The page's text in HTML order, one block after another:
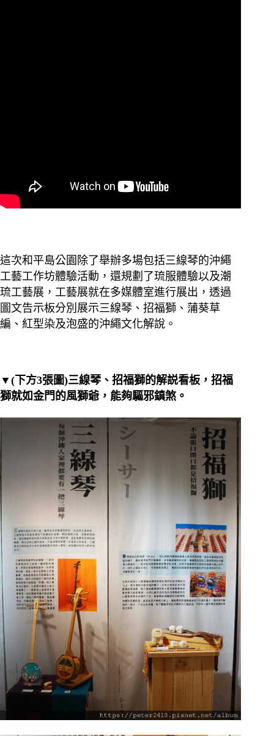
這次和平島公園除了舉辦多場包括三線琴的沖繩
工藝工作坊體驗活動，還規劃了琉服體驗以及潮
琉工藝展，工藝展就在多媒體室進行展出，透過
圖文告示板分別展示三線琴、招福獅、蒲葵草
編、紅型染及泡盛的沖繩文化解說。
▼(下方3張圖)三線琴、招福獅的解説看板，招福
獅就如金門的風獅爺，能夠驅邪鎮煞。